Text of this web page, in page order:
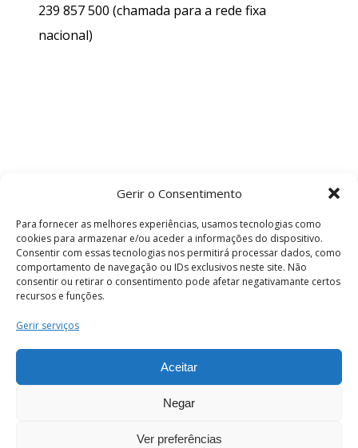
Gerir o Consentimento
Para fornecer as melhores experiências, usamos tecnologias como
cookies para armazenar e/ou aceder a informações do dispositivo.
Consentir com essas tecnologias nos permitirá processar dados, como
comportamento de navegação ou IDs exclusivos neste site. Não
consentir ou retirar o consentimento pode afetar negativamante certos
recursos e funções.
Gerir serviços
Aceitar
Negar
Ver preferências
239 857 500 (chamada para a rede fixa
nacional)
Termos e Condições
os direitos reservados.